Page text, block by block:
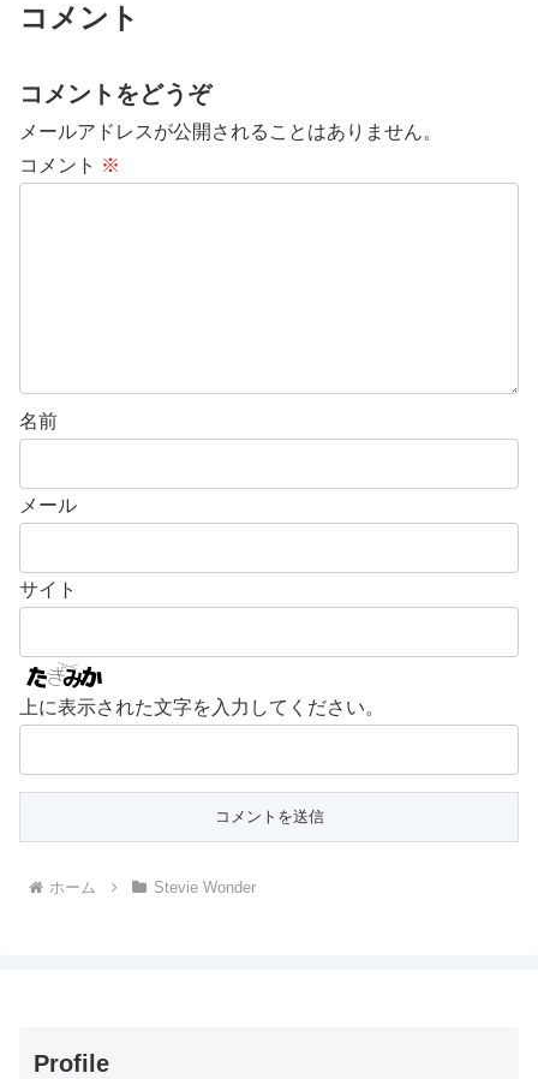
コメント
コメントをどうぞ
メールアドレスが公開されることはありません。
コメント ※
名前
メール
サイト
上に表示された文字を入力してください。
ホーム Stevie Wonder
Profile